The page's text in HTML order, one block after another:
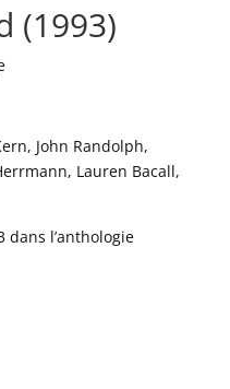
(1993)
John Randolph,
Lauren Bacall,
dans l’anthologie